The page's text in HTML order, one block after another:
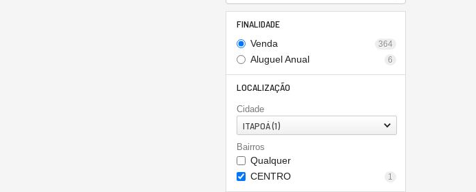
FINALIDADE
Venda 364
Aluguel Anual 6
LOCALIZAÇÃO
Cidade
ITAPOÁ (1)
Bairros
Qualquer
CENTRO
1